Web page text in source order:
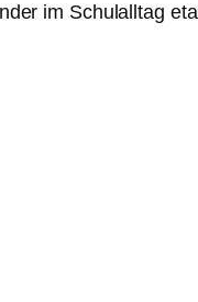
im Schulalltag